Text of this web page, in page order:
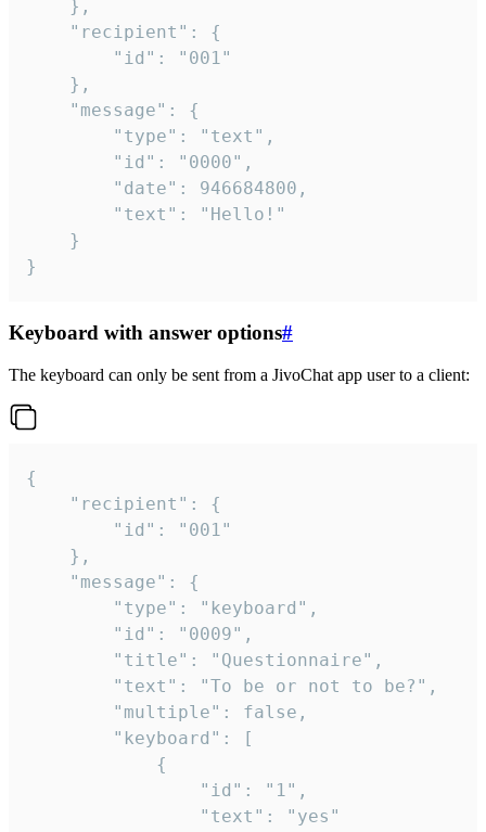
}
Keyboard with answer options#
The keyboard can only be sent from a JivoChat app user to a client:
{